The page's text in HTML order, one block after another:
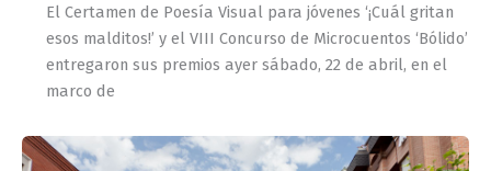
El Certamen de Poesía Visual para jóvenes ‘¡Cuál gritan
esos malditos!’ y el VIII Concurso de Microcuentos ‘Bólido’
entregaron sus premios ayer sábado, 22 de abril, en el
marco de